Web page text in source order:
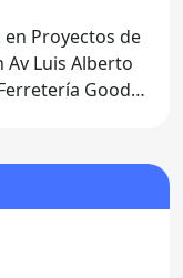
Proyectos de
Good